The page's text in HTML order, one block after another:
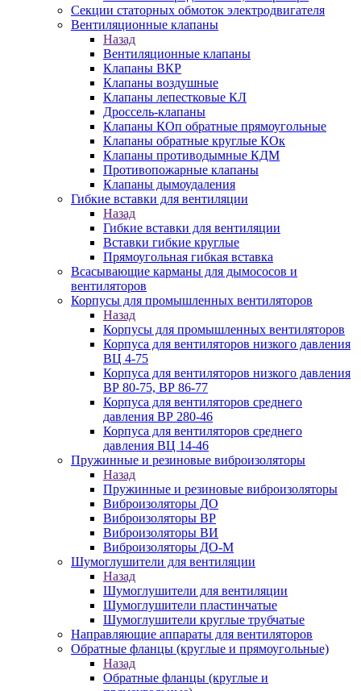
Секции статорных обмоток электродвигателя
Вентиляционные клапаны
Назад
Вентиляционные клапаны
Клапаны ВКР
Клапаны воздушные
Клапаны лепестковые КЛ
Дроссель-клапаны
Клапаны КОп обратные прямоугольные
Клапаны обратные круглые КОк
Клапаны противодымные КДМ
Противопожарные клапаны
Клапаны дымоудаления
Гибкие вставки для вентиляции
Назад
Гибкие вставки для вентиляции
Вставки гибкие круглые
Прямоугольная гибкая вставка
Всасывающие карманы для дымососов и
вентиляторов
Корпусы для промышленных вентиляторов
Назад
Корпусы для промышленных вентиляторов
Корпуса для вентиляторов низкого давления
ВЦ 4-75
Корпуса для вентиляторов низкого давления
ВР 80-75, ВР 86-77
Корпуса для вентиляторов среднего
давления ВР 280-46
Корпуса для вентиляторов среднего
давления ВЦ 14-46
Пружинные и резиновые виброизоляторы
Назад
Пружинные и резиновые виброизоляторы
Виброизоляторы ДО
Виброизоляторы ВР
Виброизоляторы ВИ
Виброизоляторы ДО-М
Шумоглушители для вентиляции
Назад
Шумоглушители для вентиляции
Шумоглушители пластинчатые
Шумоглушители круглые трубчатые
Направляющие аппараты для вентиляторов
Обратные фланцы (круглые и прямоугольные)
Назад
Обратные фланцы (круглые и